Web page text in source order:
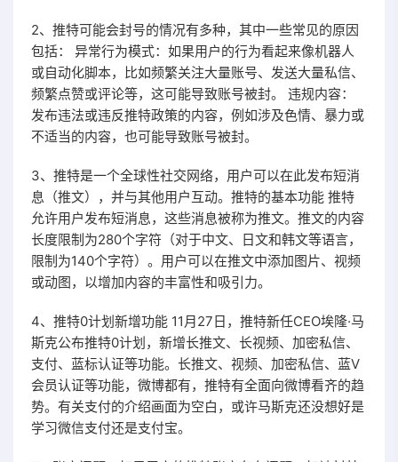
2、推特可能会封号的情况有多种，其中一些常见的原因
包括： 异常行为模式：如果用户的行为看起来像机器人
或自动化脚本，比如频繁关注大量账号、发送大量私信、
频繁点赞或评论等，这可能导致账号被封。 违规内容：
发布违法或违反推特政策的内容，例如涉及色情、暴力或
不适当的内容，也可能导致账号被封。
3、推特是一个全球性社交网络，用户可以在此发布短消
息（推文），并与其他用户互动。推特的基本功能 推特
允许用户发布短消息，这些消息被称为推文。推文的内容
长度限制为280个字符（对于中文、日文和韩文等语言，
限制为140个字符）。用户可以在推文中添加图片、视频
或动图，以增加内容的丰富性和吸引力。
4、推特0计划新增功能 11月27日，推特新任CEO埃隆·马
斯克公布推特0计划，新增长推文、长视频、加密私信、
支付、蓝标认证等功能。长推文、视频、加密私信、蓝V
会员认证等功能，微博都有，推特有全面向微博看齐的趋
势。有关支付的介绍画面为空白，或许马斯克还没想好是
学习微信支付还是支付宝。